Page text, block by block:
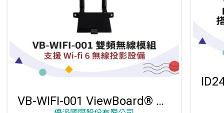
VB-WIFI-001 ViewBoard® 專用雙頻無線模組